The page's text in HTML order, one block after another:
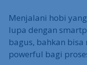
Menjalani hobi
lupa dengan
bagus, bahkan
powerful bagi